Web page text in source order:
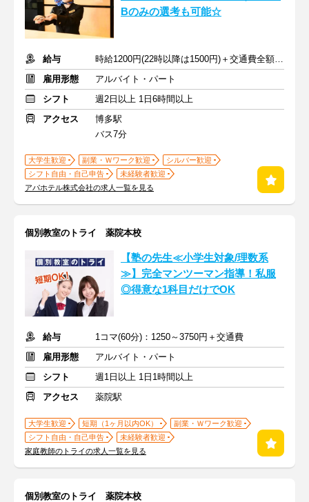
Bのみの選考も可能☆
給与
時給1200円(22時以降は1500円)＋交通費全額支給
雇用形態
アルバイト・パート
シフト
週2日以上 1日6時間以上
アクセス
博多駅
バス7分
大学生歓迎 副業・Ｗワーク歓迎
シルバー歓迎
シフト自由・自己申告
未経験者歓迎
アパホテル株式会社の求人一覧を見る
個別教室のトライ 薬院本校
【塾の先生≪小学生対象/理数系
≫】完全マンツーマン指導！私服
◎得意な1科目だけでOK
給与
1コマ(60分)：1250～3750円＋交通費
雇用形態
アルバイト・パート
シフト
週1日以上 1日1時間以上
アクセス
薬院駅
大学生歓迎 短期（1ヶ月以内OK）
副業・Ｗワーク歓迎
シフト自由・自己申告
未経験者歓迎
家庭教師のトライの求人一覧を見る
個別教室のトライ 薬院本校